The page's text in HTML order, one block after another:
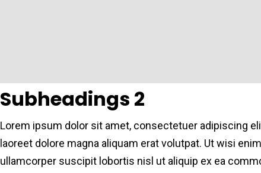
Subheadings 2
Lorem ipsum dolor sit amet, consectetuer adipiscing
laoreet dolore magna aliquam erat volutpat. Ut wisi
ullamcorper suscipit lobortis nisl ut aliquip ex ea